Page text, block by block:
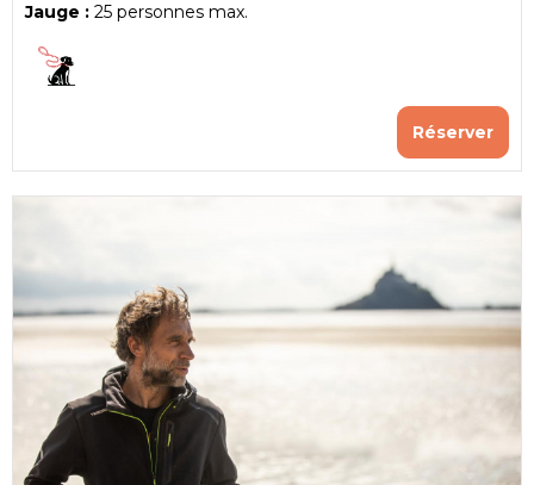
Jauge : 25 personnes max.
Réserver